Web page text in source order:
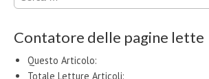
per:
Contatore delle pagine lette
Questo Articolo:
Totale Letture Articoli: